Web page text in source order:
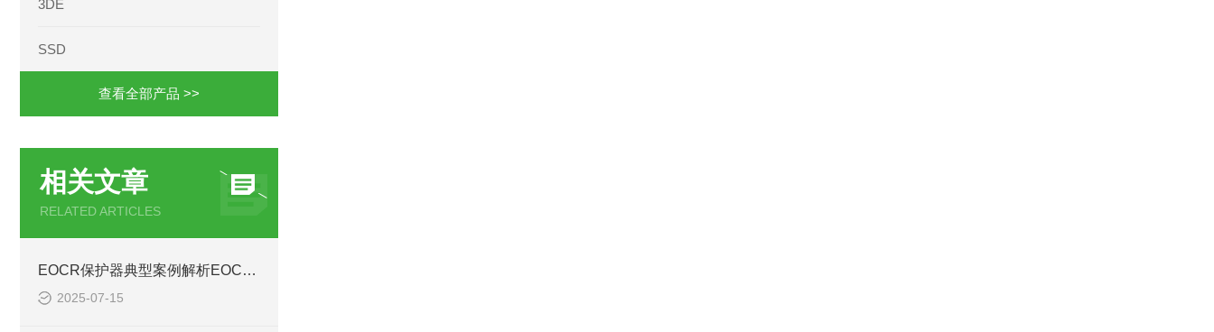
3DE
SSD
查看全部产品 >>
相关文章
RELATED ARTICLES
EOCR保护器典型案例解析EOCR-FDM2
2025-07-15